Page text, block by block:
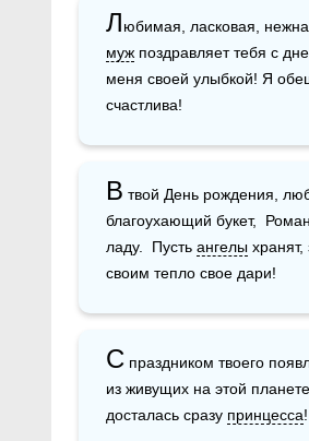
Л
муж поздравляет тебя с
меня своей улыбкой! Я
счастлива!
В твой День рождения,
благоухающий букет,
ладу.  Пусть ангелы хранят,
своим тепло свое дари!
С праздником твоего
из живущих на этой
досталась сразу принцесса!